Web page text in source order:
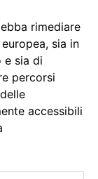
rimediare
sia in
e sia di
percorsi
accessibili